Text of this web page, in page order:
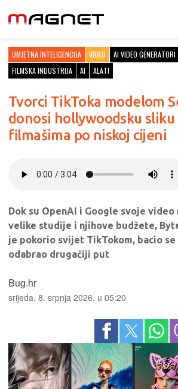
UMJETNA INTELIGENCIJA VIDEO AI VIDEO GENERATORI
FILMSKA INDUSTRIJA
AI ALATI
Tvorci TikToka modelom
donosi hollywoodsku
filmašima po niskoj cijeni
Dok su OpenAI i Google svoje
velike studije i njihove budžete,
je pokorio svijet TikTokom, bacio se
odabrao drugačiji put
Bug.hr
srijeda, 8. srpnja 2026. u 05:20